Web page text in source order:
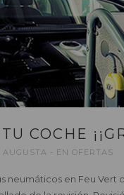
COCHE
AUGUSTA EN OFERTAS
neumáticos en Feu